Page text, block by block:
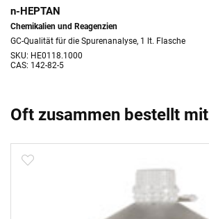
n-HEPTAN
Chemikalien und Reagenzien
GC-Qualität für die Spurenanalyse, 1 lt. Flasche
SKU: HE0118.1000
CAS: 142-82-5
Oft zusammen bestellt mit